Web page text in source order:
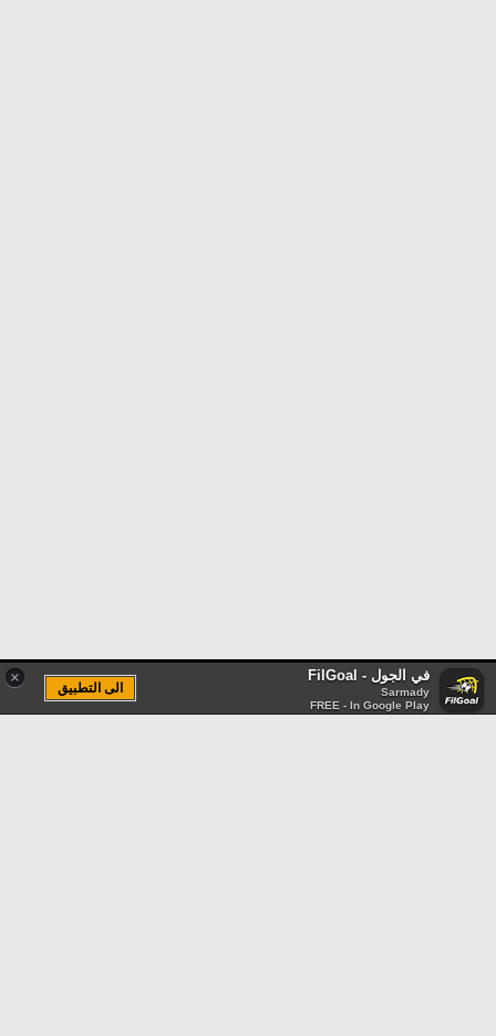
× في الجول - FilGoal
Sarmady
FREE - In Google Play
الى التطبيق